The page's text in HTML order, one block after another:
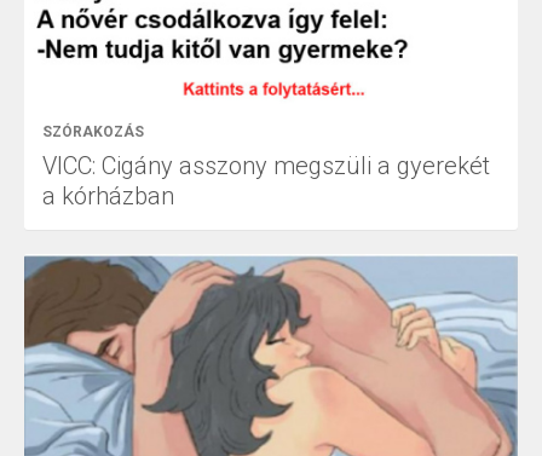
SZÓRAKOZÁS
VICC: Cigány asszony megszüli a gyerekét
a kórházban